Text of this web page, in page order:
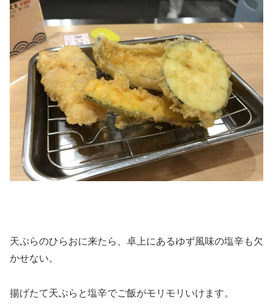
天ぷらのひらおに来たら、卓上にあるゆず風味の塩辛も欠
かせない。
揚げたて天ぷらと塩辛でご飯がモリモリいけます。